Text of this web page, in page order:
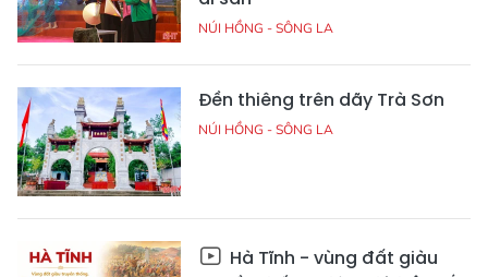
NÚI HỒNG - SÔNG LA
Đền thiêng trên dãy Trà Sơn
NÚI HỒNG - SÔNG LA
Hà Tĩnh - vùng đất giàu